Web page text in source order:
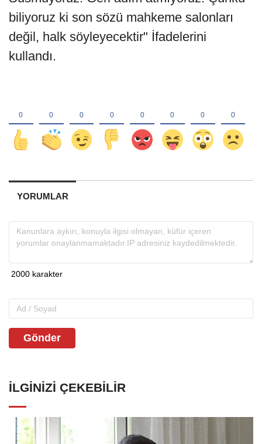
biliyoruz ki son sözü mahkeme salonları
değil, halk söyleyecektir" İfadelerini
kullandı.
YORUMLAR
Gönder
İLGINIZI ÇEKEBILIR